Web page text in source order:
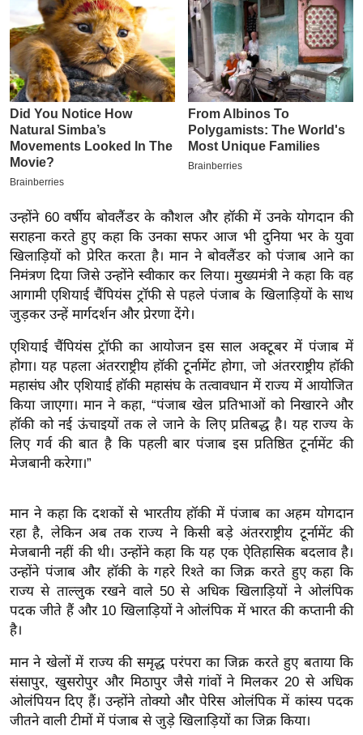
म
ई
-
पे
प
र
मि
ल
बे
मि
सा
ल
श
ख्सि
य
त
यं
ग
या
सा
हि
त्य
ज
ग
ऑ
टो
व
उन्होंने 60 वर्षीय बोवलैंडर के कौशल और हॉकी में उनके योगदान की
सराहना करते हुए कहा कि उनका सफर आज भी दुनिया भर के युवा
खिलाड़ियों को प्रेरित करता है। मान ने बोवलैंडर को पंजाब आने का
निमंत्रण दिया जिसे उन्होंने स्वीकार कर लिया। मुख्यमंत्री ने कहा कि वह
आगामी एशियाई चैंपियंस ट्रॉफी से पहले पंजाब के खिलाड़ियों के साथ
जुड़कर उन्हें मार्गदर्शन और प्रेरणा देंगे।
एशियाई चैंपियंस ट्रॉफी का आयोजन इस साल अक्टूबर में पंजाब में
होगा। यह पहला अंतरराष्ट्रीय हॉकी टूर्नामेंट होगा, जो अंतरराष्ट्रीय हॉकी
महासंघ और एशियाई हॉकी महासंघ के तत्वावधान में राज्य में आयोजित
किया जाएगा। मान ने कहा, “पंजाब खेल प्रतिभाओं को निखारने और
हॉकी को नई ऊंचाइयों तक ले जाने के लिए प्रतिबद्ध है। यह राज्य के
लिए गर्व की बात है कि पहली बार पंजाब इस प्रतिष्ठित टूर्नामेंट की
मेजबानी करेगा।”
मान ने कहा कि दशकों से भारतीय हॉकी में पंजाब का अहम योगदान
रहा है, लेकिन अब तक राज्य ने किसी बड़े अंतरराष्ट्रीय टूर्नामेंट की
मेजबानी नहीं की थी। उन्होंने कहा कि यह एक ऐतिहासिक बदलाव है।
उन्होंने पंजाब और हॉकी के गहरे रिश्ते का जिक्र करते हुए कहा कि
राज्य से ताल्लुक रखने वाले 50 से अधिक खिलाड़ियों ने ओलंपिक
पदक जीते हैं और 10 खिलाड़ियों ने ओलंपिक में भारत की कप्तानी की
है।
मान ने खेलों में राज्य की समृद्ध परंपरा का जिक्र करते हुए बताया कि
संसापुर, खुसरोपुर और मिठापुर जैसे गांवों ने मिलकर 20 से अधिक
ओलंपियन दिए हैं। उन्होंने तोक्यो और पेरिस ओलंपिक में कांस्य पदक
जीतने वाली टीमों में पंजाब से जुड़े खिलाड़ियों का जिक्र किया।